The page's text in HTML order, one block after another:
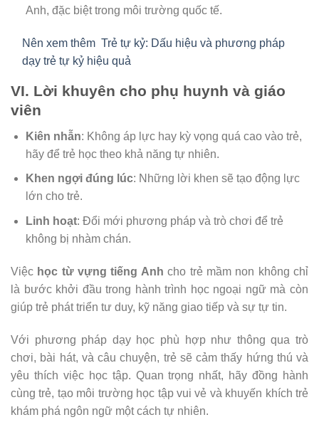
Anh, đặc biệt trong môi trường quốc tế.
Nên xem thêm Trẻ tự kỷ: Dấu hiệu và phương pháp
dạy trẻ tự kỷ hiệu quả
VI. Lời khuyên cho phụ huynh và giáo
viên
Kiên nhẫn: Không áp lực hay kỳ vọng quá cao vào trẻ,
hãy để trẻ học theo khả năng tự nhiên.
Khen ngợi đúng lúc: Những lời khen sẽ tạo động lực
lớn cho trẻ.
Linh hoạt: Đổi mới phương pháp và trò chơi để trẻ
không bị nhàm chán.
Việc học từ vựng tiếng Anh cho trẻ mầm non không chỉ
là bước khởi đầu trong hành trình học ngoại ngữ mà còn
giúp trẻ phát triển tư duy, kỹ năng giao tiếp và sự tự tin.
Với phương pháp dạy học phù hợp như thông qua trò
chơi, bài hát, và câu chuyện, trẻ sẽ cảm thấy hứng thú và
yêu thích việc học tập. Quan trọng nhất, hãy đồng hành
cùng trẻ, tạo môi trường học tập vui vẻ và khuyến khích trẻ
khám phá ngôn ngữ một cách tự nhiên.